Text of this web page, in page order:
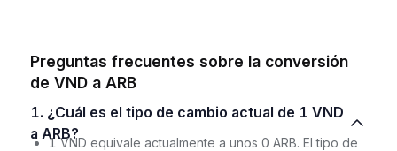
Preguntas frecuentes sobre la conversión
de VND a ARB
1. ¿Cuál es el tipo de cambio actual de 1 VND
a ARB?
1 VND equivale actualmente a unos 0 ARB. El tipo de